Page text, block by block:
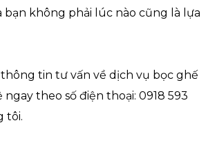
bạn không phải lúc nào cũng là lựa
tin tư vấn về dịch vụ bọc ghế
ngay theo số điện thoại: 0918 593
tôi.